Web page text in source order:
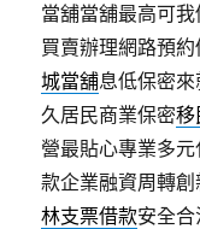
當舖當舖最高可
買賣辦理網路預
城當舖息低保密
久居民商業保密移
營最貼心專業多
款企業融資周轉
林支票借款安全